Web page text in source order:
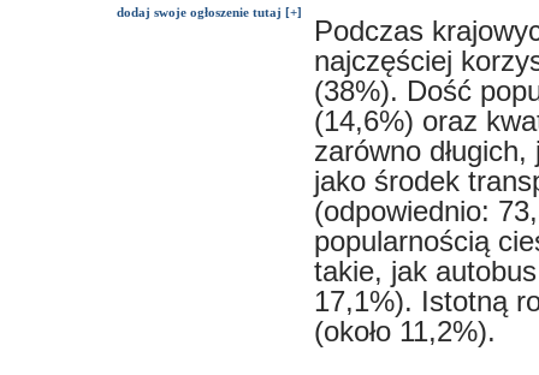
dodaj swoje ogłoszenie tutaj [+]
Podczas
najczęściej
(38%). Dość
(14,6%) oraz
zarówno
jako środek
(odpowiednio:
popularnością
takie, jak
17,1%). Istotną
(około 11,2%).